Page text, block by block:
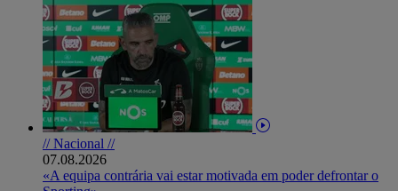
// Nacional //
07.08.2026
«A equipa contrária vai estar motivada em poder defrontar o